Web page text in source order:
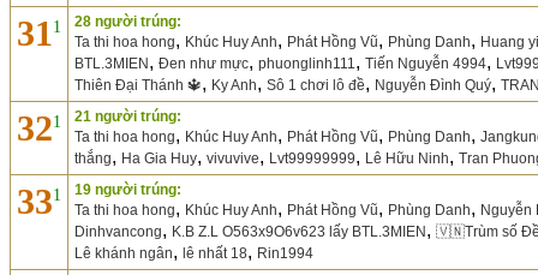
311
28 người trúng:
Ta thi hoa hong, Khúc Huy Anh, Phát Hồng Vũ, Phùng Danh, Huang
BTL.3MIEN , Đen như mực, phuonglinh111, Tiến Nguyễn 4994,
Thiên Đại Thánh 🔱, Ky Anh, Sô 1 chơi lô đề, Nguyễn Đình Quý,
321
21 người trúng:
Ta thi hoa hong, Khúc Huy Anh, Phát Hồng Vũ, Phùng Danh,
thắng, Ha Gia Huy, vivuvive, Lvt99999999, Lê Hữu Ninh, Tran
331
19 người trúng:
Ta thi hoa hong, Khúc Huy Anh, Phát Hồng Vũ, Phùng Danh, Nguyễn
Dinhvancong, K.B Z.L O563x9O6v623 lấy BTL.3MIEN , 🇻🇳Trùm số
Lê khánh ngân, lê nhất 18, Rin1994